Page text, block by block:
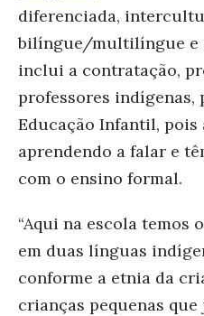
diferenciada,
bilíngue/multilíngue e
inclui a contratação,
professores
Educação Infantil, pois
aprendendo a falar e
com o ensino formal.
“Aqui na escola temos
em duas línguas
conforme a etnia da
crianças pequenas